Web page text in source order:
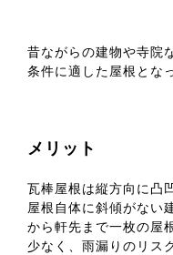
昔ながらの建物や寺院
条件に適した屋根とな
メリット
瓦棒屋根は縦方向に凸
屋根自体に斜傾がない
から軒先まで一枚の屋
少なく、雨漏りのリス